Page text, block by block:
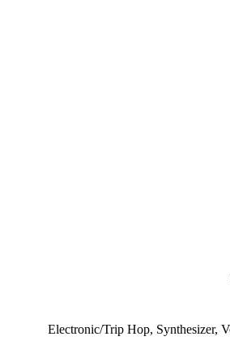
Electronic/Trip Hop, Synthesizer,